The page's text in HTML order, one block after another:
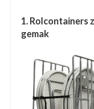
1. Rolcontainers
gemak